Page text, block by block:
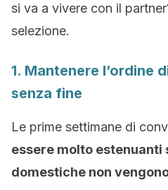
si va a vivere con il
selezione.
1. Mantenere l’ordine
senza fine
Le prime settimane di
essere molto estenuanti
domestiche non